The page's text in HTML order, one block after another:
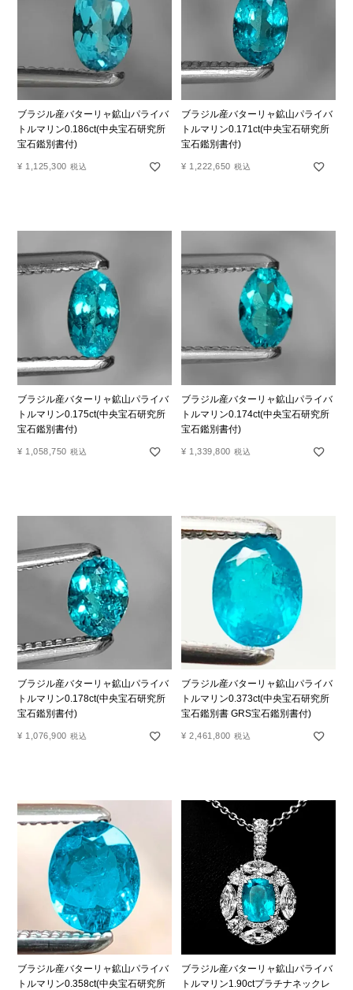
ブラジル産バターリャ鉱山パライバ
トルマリン0.186ct(中央宝石研究所
宝石鑑別書付)
¥ 1,125,300 税込
ブラジル産バターリャ鉱山パライバ
トルマリン0.171ct(中央宝石研究所
宝石鑑別書付)
¥ 1,222,650 税込
ブラジル産バターリャ鉱山パライバ
トルマリン0.175ct(中央宝石研究所
宝石鑑別書付)
¥ 1,058,750 税込
ブラジル産バターリャ鉱山パライバ
トルマリン0.174ct(中央宝石研究所
宝石鑑別書付)
¥ 1,339,800 税込
ブラジル産バターリャ鉱山パライバ
トルマリン0.178ct(中央宝石研究所
宝石鑑別書付)
¥ 1,076,900 税込
ブラジル産バターリャ鉱山パライバ
トルマリン0.373ct(中央宝石研究所
宝石鑑別書 GRS宝石鑑別書付)
¥ 2,461,800 税込
ブラジル産バターリャ鉱山パライバ
トルマリン0.358ct(中央宝石研究所
ブラジル産バターリャ鉱山パライバ
トルマリン1.90ctプラチナネックレ